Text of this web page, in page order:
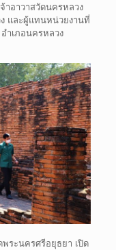
อาวาสวัดนครหลวง
และผู้แทนหน่วยงานที่
ำเภอนครหลวง
ระนครศรีอยุธยา เปิด